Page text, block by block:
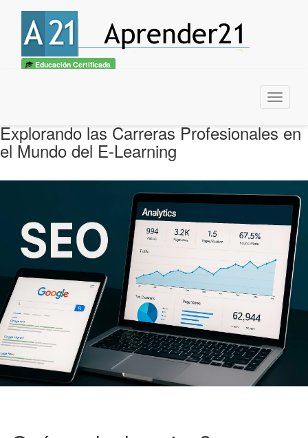
Educación Certificada
Menu
Explorando las Carreras Profesionales en
el Mundo del E-Learning